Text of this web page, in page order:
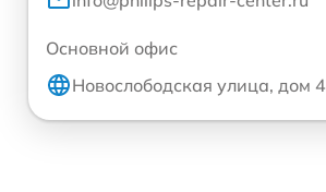
Основной офис
Новослободская улица, дом 4